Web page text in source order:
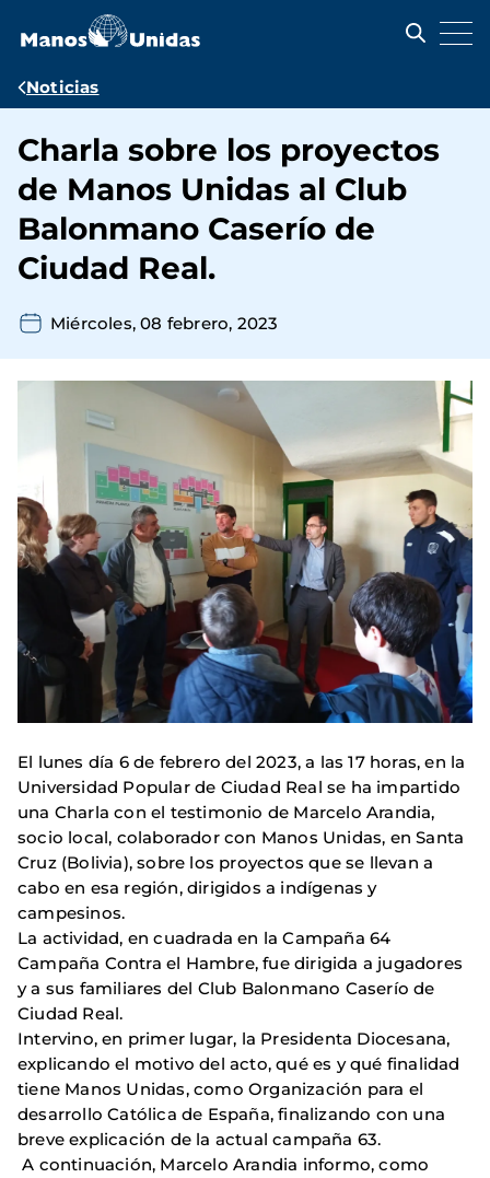
contenido
Ruta
navegación
Noticias
Charla sobre los proyectos
de Manos Unidas al Club
Balonmano Caserío de
Ciudad Real.
Miércoles, 08 febrero, 2023
El lunes día 6 de febrero del 2023, a las 17 horas, en la
Universidad Popular de Ciudad Real se ha impartido
una Charla con el testimonio de Marcelo Arandia,
socio local, colaborador con Manos Unidas, en Santa
Cruz (Bolivia), sobre los proyectos que se llevan a
cabo en esa región, dirigidos a indígenas y
campesinos.
La actividad, en cuadrada en la Campaña 64
Campaña Contra el Hambre, fue dirigida a jugadores
y a sus familiares del Club Balonmano Caserío de
Ciudad Real.
Intervino, en primer lugar, la Presidenta Diocesana,
explicando el motivo del acto, qué es y qué finalidad
tiene Manos Unidas, como Organización para el
desarrollo Católica de España, finalizando con una
breve explicación de la actual campaña 63.
A continuación, Marcelo Arandia informo, como